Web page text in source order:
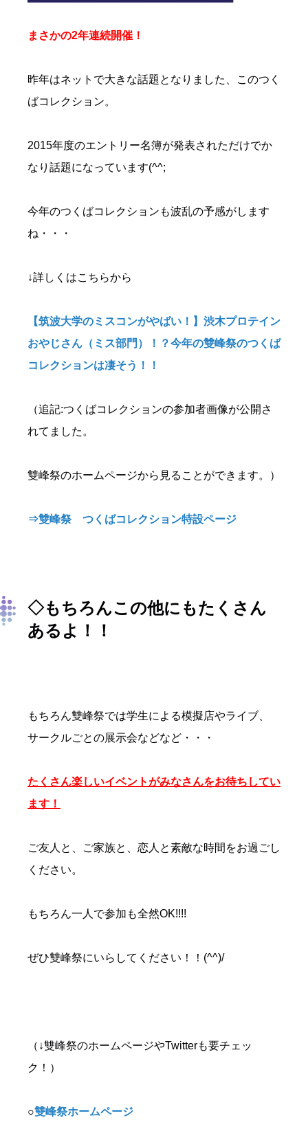
まさかの2年連続開催！
昨年はネットで大きな話題となりました、このつく
ばコレクション。
2015年度のエントリー名簿が発表されただけでか
なり話題になっています(^^;
今年のつくばコレクションも波乱の予感がします
ね・・・
↓詳しくはこちらから
【筑波大学のミスコンがやばい！】渋木プロテイン
おやじさん（ミス部門）！？今年の雙峰祭のつくば
コレクションは凄そう！！
（追記:つくばコレクションの参加者画像が公開さ
れてました。
雙峰祭のホームページから見ることができます。）
⇒雙峰祭 つくばコレクション特設ページ
◇もちろんこの他にもたくさん
あるよ！！
もちろん雙峰祭では学生による模擬店やライブ、
サークルごとの展示会などなど・・・
たくさん楽しいイベントがみなさんをお待ちしてい
ます！
ご友人と、ご家族と、恋人と素敵な時間をお過ごし
ください。
もちろん一人で参加も全然OK!!!!
ぜひ雙峰祭にいらしてください！！(^^)/
（↓雙峰祭のホームページやTwitterも要チェッ
ク！）
○雙峰祭ホームページ